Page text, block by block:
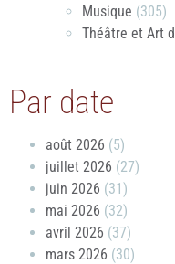
Musique (305)
Théâtre et Art
Par date
août 2026 (5)
juillet 2026 (27)
juin 2026 (31)
mai 2026 (32)
avril 2026 (37)
mars 2026 (30)